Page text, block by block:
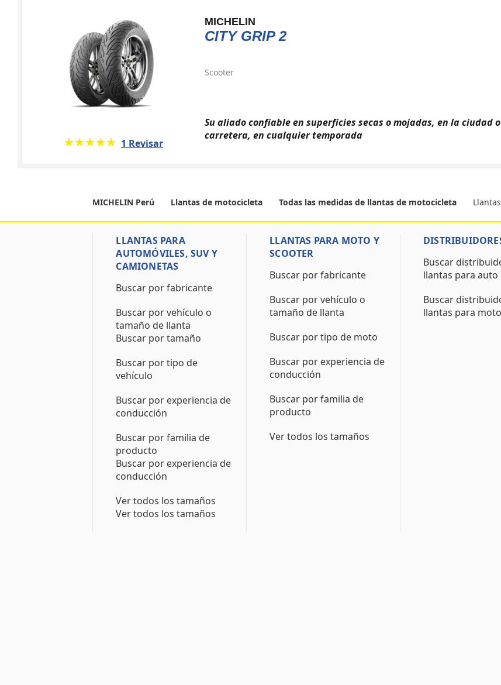
MICHELIN
CITY GRIP 2
Scooter
★★★★★
☆☆☆☆☆ 1 Revisar
Su aliado confiable en superficies secas o mojadas, en la ciudad
carretera, en cualquier temporada
MICHELIN Perú Llantas de motocicleta Todas las medidas de llantas de motocicleta
LLANTAS PARA
AUTOMÓVILES, SUV Y
CAMIONETAS
Buscar por fabricante
Buscar por vehículo o
tamaño de llanta
Buscar por tamaño
Buscar por tipo de
vehículo
Buscar por experiencia de
conducción
Buscar por familia de
producto
Buscar por experiencia de
conducción
Ver todos los tamaños
Ver todos los tamaños
LLANTAS PARA MOTO Y
SCOOTER
Buscar por fabricante
Buscar por vehículo o
tamaño de llanta
Buscar por tipo de moto
Buscar por experiencia de
conducción
Buscar por familia de
producto
Ver todos los tamaños
Buscar
llantas para auto
Buscar
llantas para moto